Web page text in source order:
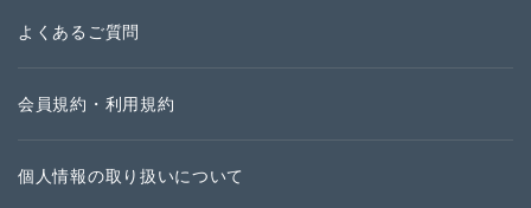
よくあるご質問
会員規約・利用規約
個人情報の取り扱いについて